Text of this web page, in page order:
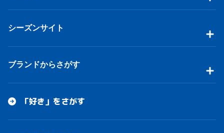
シーズンサイト
ブランドからさがす
「好き」をさがす